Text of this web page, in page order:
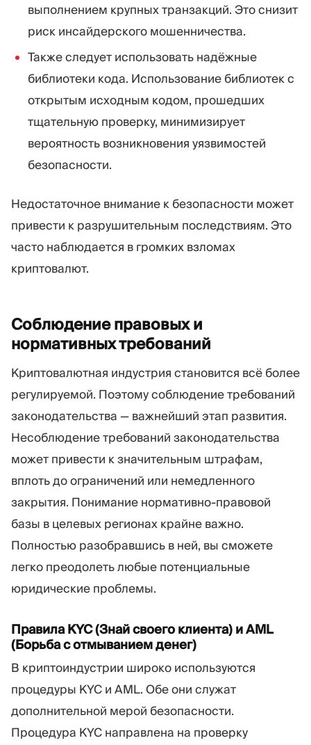
выполнением крупных транзакций. Это снизит
риск инсайдерского мошенничества.
Также следует использовать надёжные
библиотеки кода. Использование библиотек с
открытым исходным кодом, прошедших
тщательную проверку, минимизирует
вероятность возникновения уязвимостей
безопасности.
Недостаточное внимание к безопасности может
привести к разрушительным последствиям. Это
часто наблюдается в громких взломах
криптовалют.
Соблюдение правовых и
нормативныхтребований
Криптовалютная индустрия становится всё более
регулируемой. Поэтому соблюдение требований
законодательства — важнейший этап развития.
Несоблюдение требований законодательства
может привести к значительным штрафам,
вплоть до ограничений или немедленного
закрытия. Понимание нормативно-правовой
базы в целевых регионах крайне важно.
Полностью разобравшись в ней, вы сможете
легко преодолеть любые потенциальные
юридические проблемы.
Правила KYC (Знай своего клиента) и AML
(Борьба с отмыванием денег)
В криптоиндустрии широко используются
процедуры KYC и AML. Обе они служат
дополнительной мерой безопасности.
Процедура KYC направлена на проверку